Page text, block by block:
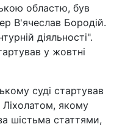
областю, був
В'ячеслав Бородій.
діяльності".
у жовтні
суді стартував
якому
шістьма статтями,